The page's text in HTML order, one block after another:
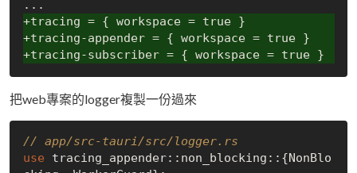
+tracing = { workspace = true }
+tracing-appender = { workspace = true }
+tracing-subscriber = { workspace = true }
把web專案的logger複製一份過來
// app/src-tauri/src/logger.rs
use tracing_appender::non_blocking::{NonBlo